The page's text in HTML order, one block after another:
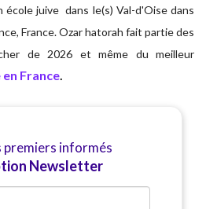
école juive dans le(s) Val-d'Oise dans
France. Ozar hatorah fait partie des
de 2026 et même du meilleur
France
premiers informés
Newsletter